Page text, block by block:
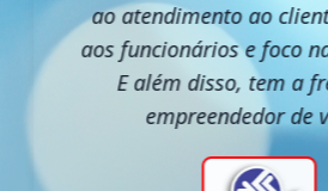
ao atendimento ao
aos funcionários e foco
E além disso, tem a
empreendedor de